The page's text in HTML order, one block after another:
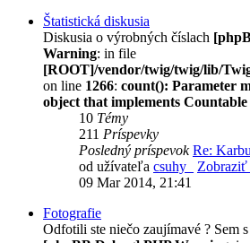
Štatistická diskusia
Diskusia o výrobných číslach
Warning: in file
[ROOT]/vendor/twig/twig/lib/
on line 1266: count(): Parameter
object that implements Countable
10 Témy
211 Príspevky
Posledný príspevok Re:
od užívateľa csuhy_
Zobraziť
09 Mar 2014, 21:41
Fotografie
Odfotili ste niečo zaujímavé ? Sem